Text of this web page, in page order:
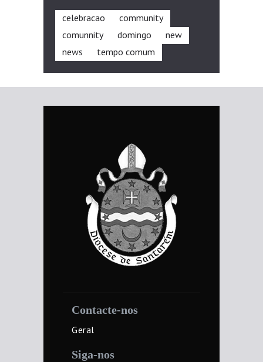
celebracao
community
comunnity
domingo
new
news
tempo comum
Contacte-nos
Geral
Siga-nos